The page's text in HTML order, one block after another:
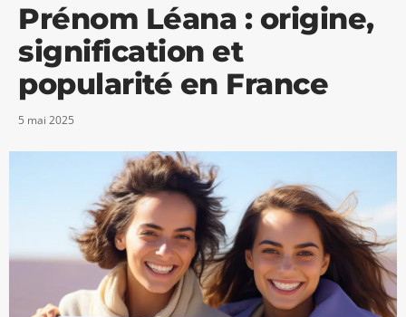
Prénom Léana : origine,
signification et
popularité en France
5 mai 2025